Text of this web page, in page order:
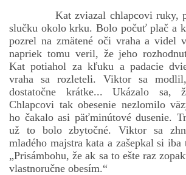
Kat zviazal chlapcovi ruky,
slučku okolo krku. Bolo počuť plač a
pozrel na zmätené oči vraha a videl
napriek tomu veril, že jeho
Kat potiahol za kľuku a padacie
vraha sa rozleteli. Viktor sa
dostatočne krátke... Ukázalo sa,
Chlapcovi tak obesenie nezlomilo
ho čakalo asi päťminútové dusenie.
už to bolo zbytočné. Viktor sa
mladého majstra kata a zašepkal si iba
„Prisámbohu, že ak sa to ešte raz
vlastnoručne obesím.“